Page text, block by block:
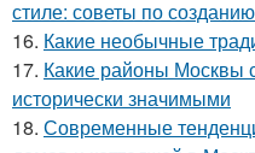
стиле: советы по
16. Какие необычные
17. Какие районы Москвы
исторически значимыми
18. Современные